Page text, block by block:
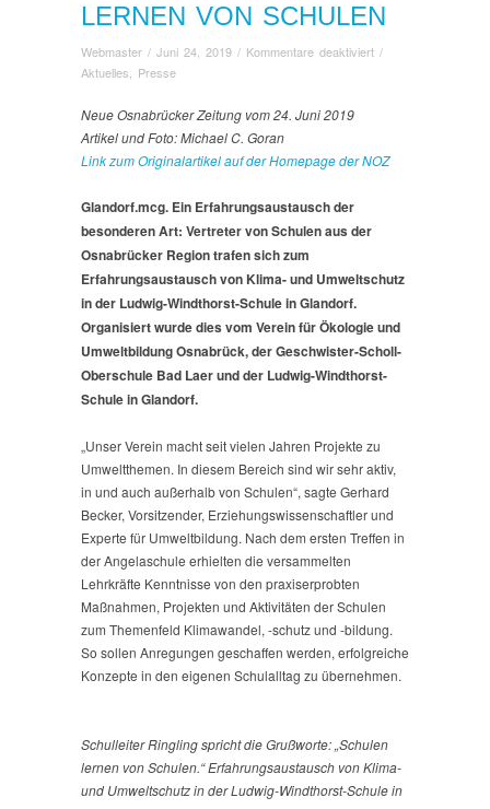
LERNEN VON SCHULEN
Webmaster / Juni 24, 2019 / Kommentare deaktiviertfür
lernen
/
Aktuelles, Presse
Neue Osnabrücker Zeitung vom 24. Juni 2019
Artikel und Foto: Michael C. Goran
Link zum Originalartikel auf der Homepage der NOZ
Glandorf.mcg. Ein Erfahrungsaustausch der
besonderen Art: Vertreter von Schulen aus der
Osnabrücker Region trafen sich zum
Erfahrungsaustausch von Klima- und Umweltschutz
in der Ludwig-Windthorst-Schule in Glandorf.
Organisiert wurde dies vom Verein für Ökologie und
Umweltbildung Osnabrück, der Geschwister-Scholl-
Oberschule Bad Laer und der Ludwig-Windthorst-
Schule in Glandorf.
„Unser Verein macht seit vielen Jahren Projekte zu
Umweltthemen. In diesem Bereich sind wir sehr aktiv,
in und auch außerhalb von Schulen“, sagte Gerhard
Becker, Vorsitzender, Erziehungswissenschaftler und
Experte für Umweltbildung. Nach dem ersten Treffen in
der Angelaschule erhielten die versammelten
Lehrkräfte Kenntnisse von den praxiserprobten
Maßnahmen, Projekten und Aktivitäten der Schulen
zum Themenfeld Klimawandel, -schutz und -bildung.
So sollen Anregungen geschaffen werden, erfolgreiche
Konzepte in den eigenen Schulalltag zu übernehmen.
Schulleiter Ringling spricht die Grußworte: „Schulen
lernen von Schulen.“ Erfahrungsaustausch von Klima-
und Umweltschutz in der Ludwig-Windthorst-Schule in